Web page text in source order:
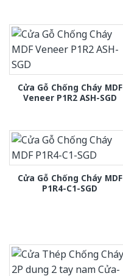
Cửa Gỗ Chống Cháy MDF
Veneer P1R2 ASH-SGD
Cửa Gỗ Chống Cháy MDF
P1R4-C1-SGD